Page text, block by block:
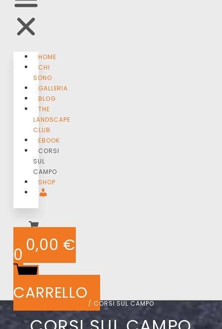
HOME
CHI
SONO
GALLERIA
BLOG
THE
LANDSCAPE
CLUB
EBOOK
CORSI
SUL
CAMPO
SHOP
0,00 €
0
CARRELLO
/ CORSI SUL CAMPO